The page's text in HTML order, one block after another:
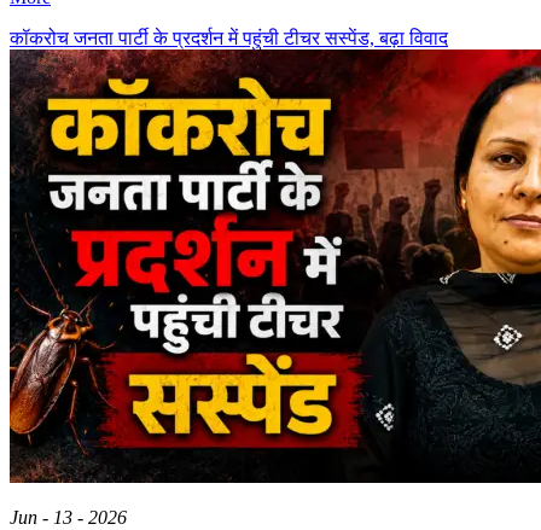
कॉकरोच जनता पार्टी के प्रदर्शन में पहुंची टीचर सस्पेंड, बढ़ा विवाद
Jun - 13 - 2026